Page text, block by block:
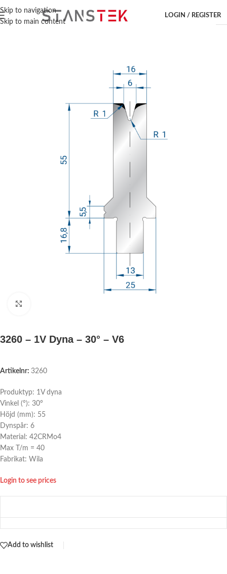
Skip to navigation
Skip to main content
LOGIN / REGISTER
3260 – 1V Dyna – 30° – V6
Artikelnr: 3260
Produktyp: 1V dyna
Vinkel (°): 30°
Höjd (mm): 55
Dynspår: 6
Material: 42CRMo4
Max T/m = 40
Fabrikat: Wila
Login to see prices
Add to wishlist